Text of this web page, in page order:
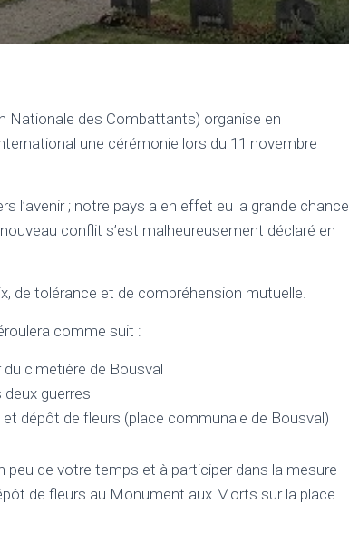
Nationale des Combattants) organise en
une cérémonie lors du 11 novembre
; notre pays a en effet eu la grande chance
conflit s’est malheureusement déclaré en
de tolérance et de compréhension mutuelle.
comme suit :
du cimetière de Bousval
guerres
dépôt de fleurs (place communale de Bousval)
de votre temps et à participer dans la mesure
de fleurs au Monument aux Morts sur la place